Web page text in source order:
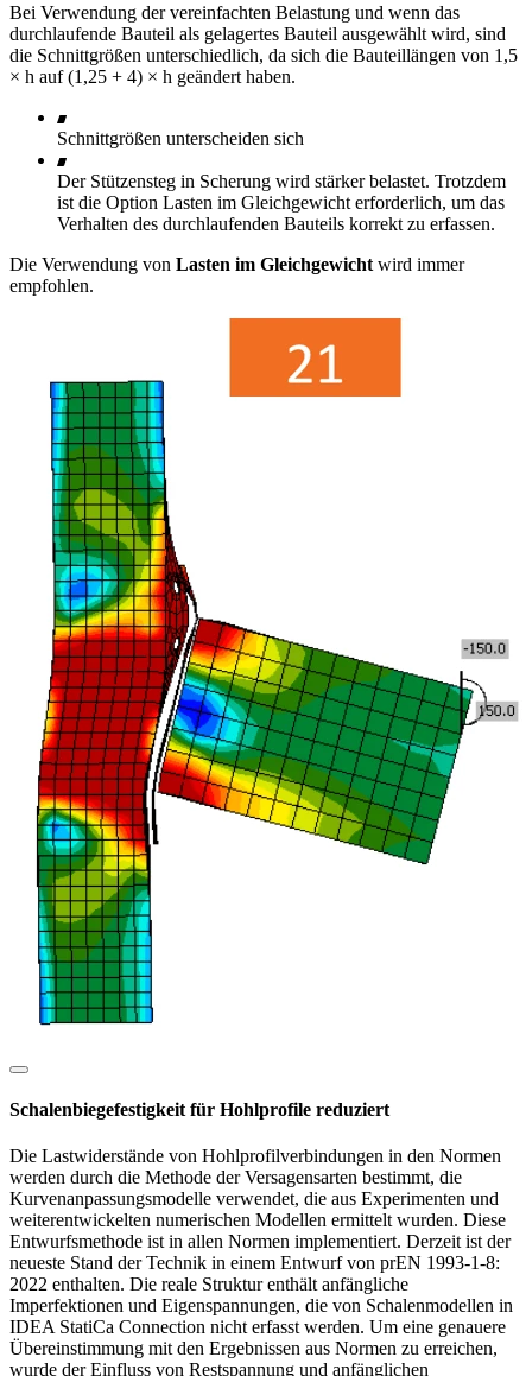
Bei Verwendung der vereinfachten Belastung und wenn das
durchlaufende Bauteil als gelagertes Bauteil ausgewählt wird, sind
die Schnittgrößen unterschiedlich, da sich die Bauteillängen von 1,5
× h auf (1,25 + 4) × h geändert haben.
Schnittgrößen unterscheiden sich
Der Stützensteg in Scherung wird stärker belastet. Trotzdem
ist die Option Lasten im Gleichgewicht erforderlich, um das
Verhalten des durchlaufenden Bauteils korrekt zu erfassen.
Die Verwendung von Lasten im Gleichgewicht wird immer
empfohlen.
Schalenbiegefestigkeit für Hohlprofile reduziert
Die Lastwiderstände von Hohlprofilverbindungen in den Normen
werden durch die Methode der Versagensarten bestimmt, die
Kurvenanpassungsmodelle verwendet, die aus Experimenten und
weiterentwickelten numerischen Modellen ermittelt wurden. Diese
Entwurfsmethode ist in allen Normen implementiert. Derzeit ist der
neueste Stand der Technik in einem Entwurf von prEN 1993-1-8:
2022 enthalten. Die reale Struktur enthält anfängliche
Imperfektionen und Eigenspannungen, die von Schalenmodellen in
IDEA StatiCa Connection nicht erfasst werden. Um eine genauere
Übereinstimmung mit den Ergebnissen aus Normen zu erreichen,
wurde der Einfluss von Restspannung und anfänglichen